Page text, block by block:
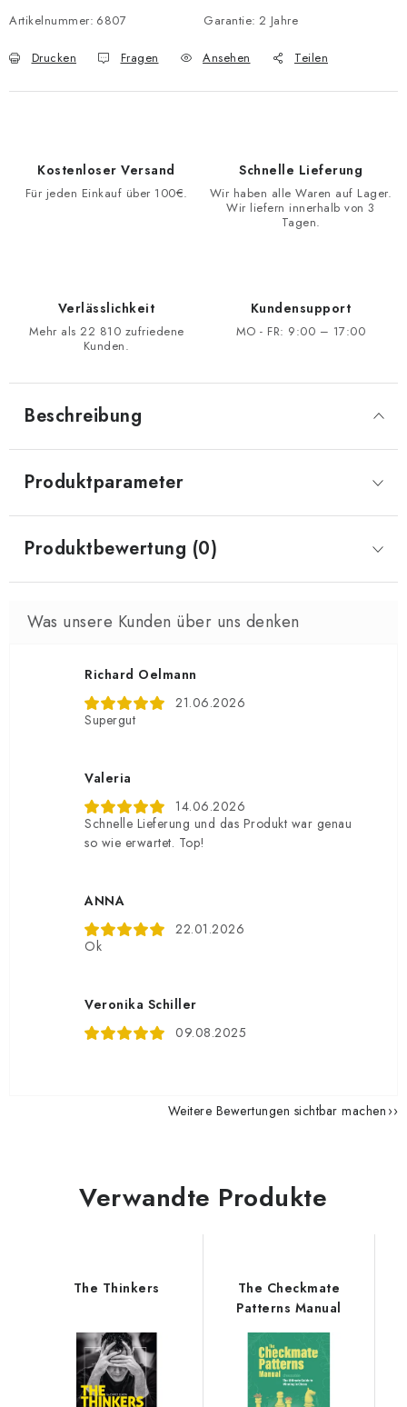
Artikelnummer: 6807 Garantie: 2 Jahre
Drucken Fragen Ansehen Teilen
Kostenloser Versand
Für jeden Einkauf über 100€.
Schnelle Lieferung
Wir haben alle Waren auf Lager.
Wir liefern innerhalb von 3
Tagen.
Verlässlichkeit
Mehr als 22 810 zufriedene
Kunden.
Kundensupport
MO - FR: 9:00 – 17:00
Beschreibung
Produktparameter
Produktbewertung (0)
Richard Oelmann
21.06.2026
Supergut
Valeria
14.06.2026
Schnelle Lieferung und das Produkt war genau
so wie erwartet. Top!
ANNA
22.01.2026
Ok
Veronika Schiller
09.08.2025
Weitere Bewertungen sichtbar machen
Verwandte Produkte
The Thinkers
The Checkmate
Patterns Manual